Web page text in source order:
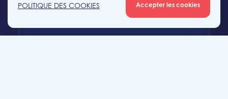
POLITIQUE DES COOKIES Accepter les cookies